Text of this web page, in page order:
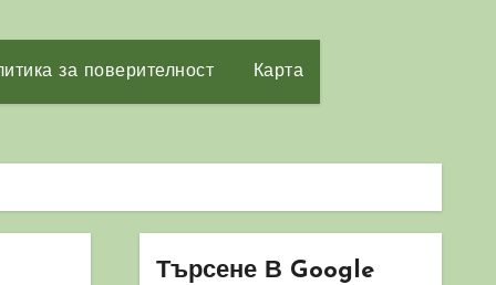
за поверителност Карта
Търсене В Google